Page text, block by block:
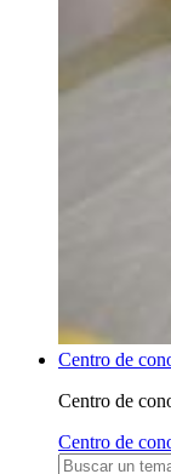
Centro de
Centro de
Centro de